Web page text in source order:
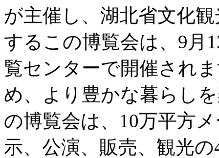
が主催し、湖北省文化
するこの博覧会は、9月
覧センターで開催され
め、より豊かな暮らし
の博覧会は、10万平方
示、公演、販売、観光